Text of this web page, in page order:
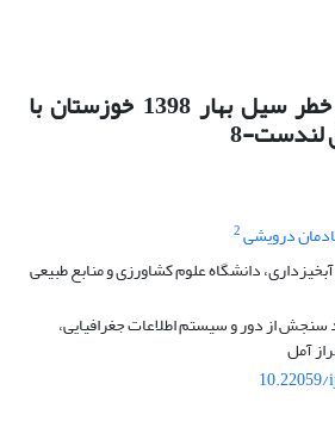
پهنه‌‌بندی و پایش خطر سیل بهار 1398 خوزستان با
لندست-8
درویشی2
دانشگاه علوم کشاورزی و منابع طبیعی
از دور و سیستم اطلاعات جغرافیایی،
آمل